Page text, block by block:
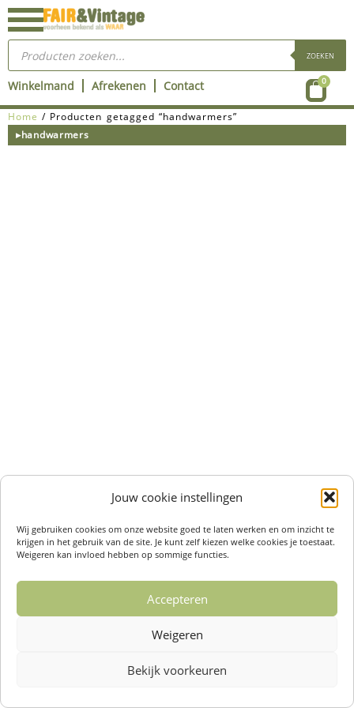
Jouw cookie instellingen
Wij gebruiken cookies om onze website goed te laten werken en om inzicht te
krijgen in het gebruik van de site. Je kunt zelf kiezen welke cookies je toestaat.
Weigeren kan invloed hebben op sommige functies.
Accepteren
Weigeren
Bekijk voorkeuren
Ga
naar
inhoud
Producten
zoeken ZOEKEN
Winkelmand Afrekenen Contact 0
Home / Producten getagged “handwarmers”
▸handwarmers